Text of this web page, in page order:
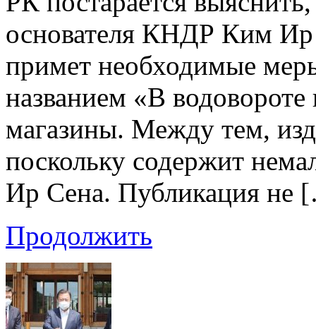
основателя КНДР Ким
примет необходимые
названием «В
магазины. Между тем,
поскольку содержит
Ир Сена. Публикация не
Продолжить